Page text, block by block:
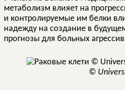
метаболизм влияет на
и контролируемые им белки
надежду на создание в
прогнозы для больных
©